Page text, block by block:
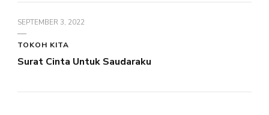
SEPTEMBER 3, 2022
TOKOH KITA
Surat Cinta Untuk Saudaraku